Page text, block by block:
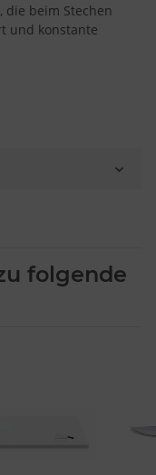
die beim Stechen
und konstante
folgende
abfragen